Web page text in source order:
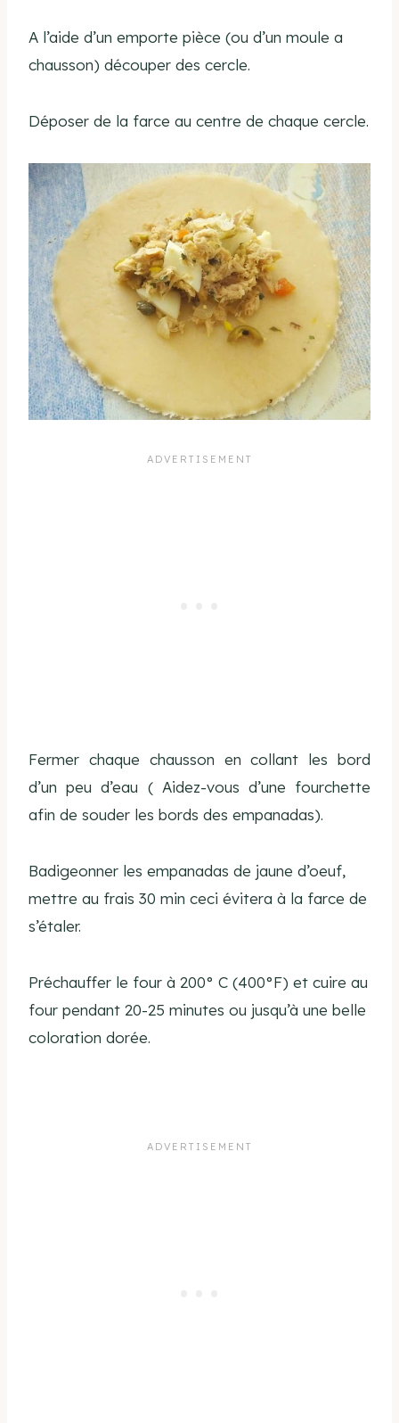
A l’aide d’un emporte pièce (ou d’un moule a
chausson) découper des cercle.
Déposer de la farce au centre de chaque cercle.
Fermer chaque chausson en collant les bord
d’un peu d’eau ( Aidez-vous d’une fourchette
afin de souder les bords des empanadas).
Badigeonner les empanadas de jaune d’oeuf,
mettre au frais 30 min ceci évitera à la farce de
s’étaler.
Préchauffer le four à 200° C (400°F) et cuire au
four pendant 20-25 minutes ou jusqu’à une belle
coloration dorée.